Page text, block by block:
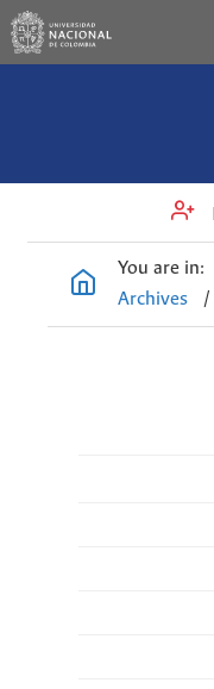
You are in:
Archives
/